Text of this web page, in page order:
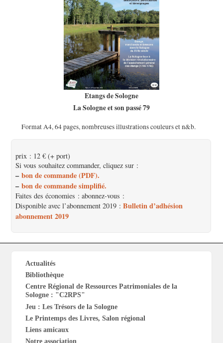
Etangs de Sologne
La Sologne et son passé 79
Format A4, 64 pages, nombreuses illustrations couleurs et n&b.
prix : 12 € (+ port)
Si vous souhaitez commander, cliquez sur :
– bon de commande (PDF).
– bon de commande simplifié.
Faites des économies : abonnez-vous :
Disponible avec l’abonnement 2019 :Bulletin d’adhésion
abonnement 2019
Actualités
Bibliothèque
Centre Régional de Ressources Patrimoniales de la
Sologne : "C2RPS"
Jeu : Les Trésors de la Sologne
Le Printemps des Livres, Salon régional
Liens amicaux
Notre association